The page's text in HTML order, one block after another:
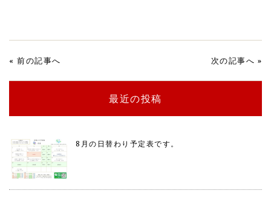
« 前の記事へ 次の記事へ »
最近の投稿
8月の日替わり予定表です。